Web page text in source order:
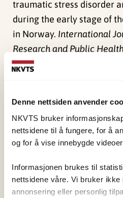
Denne nettsiden anvender
NKVTS bruker
nettsidene til å fungere, for å
og for å vise innebygde
Informasjonen brukes til
nettsidene våre. Vi bruker
annonsering eller personlig
traumatic stress disorder
during the early stage of
in Norway. International
Research and Public
doi:10.3390/ijerph
Sist redigert:8. august
NKVTS utvikler og sprer